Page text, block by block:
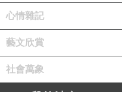
★即使是相同的格局、空間，
予每一個空間不同的靈魂。
心情雜記
藝文欣賞
社會萬象